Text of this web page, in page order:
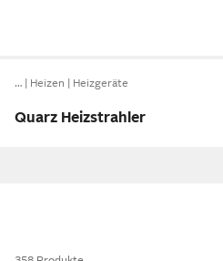
… Heizen Heizgeräte
Quarz Heizstrahler